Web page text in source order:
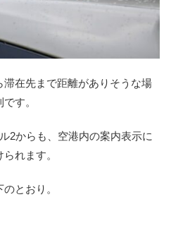
在先まで距離がありそうな場
す。
2からも、空港内の案内表示に
れます。
とおり。